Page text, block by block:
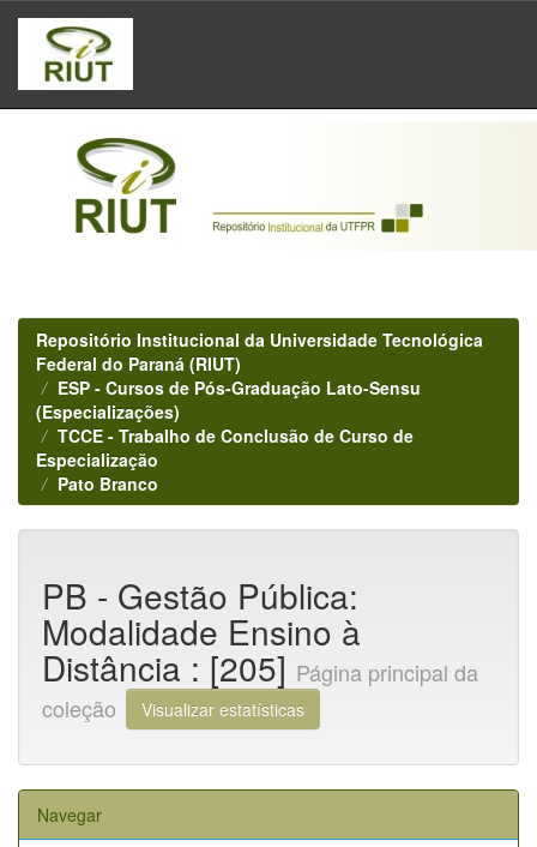
Skip
navigation
Repositório Institucional da Universidade Tecnológica
Federal do Paraná (RIUT)
ESP - Cursos de Pós-Graduação Lato-Sensu
(Especializações)
TCCE - Trabalho de Conclusão de Curso de
Especialização
Pato Branco
PB - Gestão Pública:
Modalidade Ensino à
Distância : [205] Página principal da
coleção
Visualizar estatísticas
Navegar